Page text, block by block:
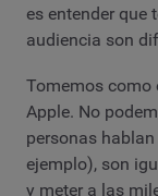
es entender
audiencia son
Tomemos como
Apple. No
personas
ejemplo), son
y meter a las